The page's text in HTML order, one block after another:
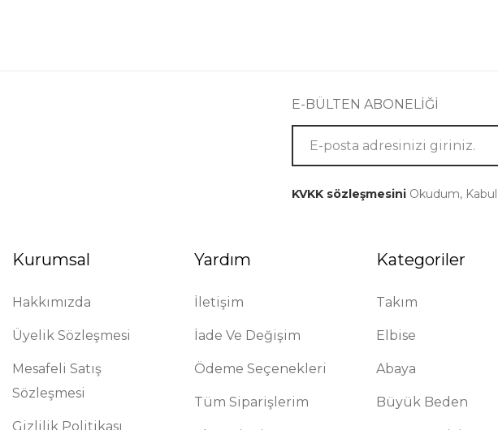
E-BÜLTEN ABONELİĞİ
KVKK sözleşmesiniOkudum,
Kurumsal
Hakkımızda
Üyelik Sözleşmesi
Mesafeli Satış
Sözleşmesi
Gizlilik Politikası
Yardım
İletişim
İade Ve Değişim
Ödeme Seçenekleri
Tüm Siparişlerim
Kategoriler
Takım
Elbise
Abaya
Büyük Beden